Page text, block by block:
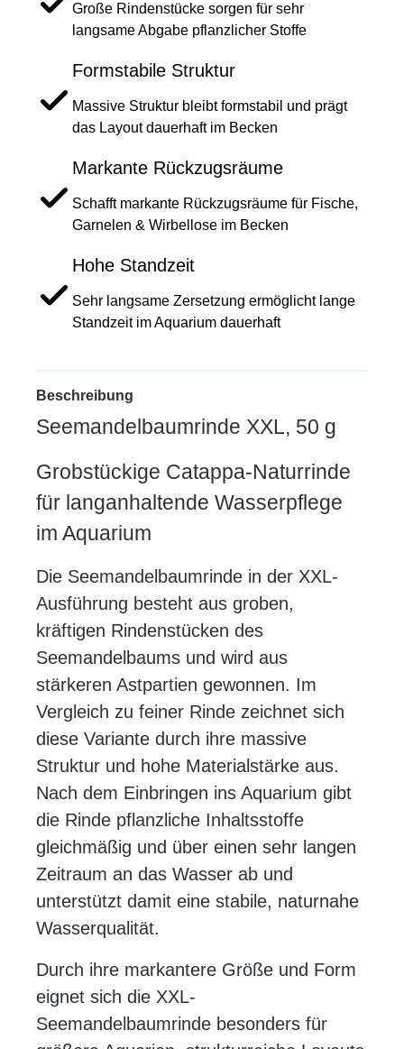
Große Rindenstücke sorgen für sehr
langsame Abgabe pflanzlicher Stoffe
Formstabile Struktur
Massive Struktur bleibt formstabil und prägt
das Layout dauerhaft im Becken
Markante Rückzugsräume
Schafft markante Rückzugsräume für Fische,
Garnelen & Wirbellose im Becken
Hohe Standzeit
Sehr langsame Zersetzung ermöglicht lange
Standzeit im Aquarium dauerhaft
Beschreibung
Seemandelbaumrinde XXL, 50 g
Grobstückige Catappa-Natur­rinde
für langanhaltende Wasserpflege
im Aquarium
Die Seemandelbaumrinde in der XXL-
Ausführung besteht aus groben,
kräftigen Rindenstücken des
Seemandelbaums und wird aus
stärkeren Astpartien gewonnen. Im
Vergleich zu feiner Rinde zeichnet sich
diese Variante durch ihre massive
Struktur und hohe Materialstärke aus.
Nach dem Einbringen ins Aquarium gibt
die Rinde pflanzliche Inhaltsstoffe
gleichmäßig und über einen sehr langen
Zeitraum an das Wasser ab und
unterstützt damit eine stabile, naturnahe
Wasserqualität.
Durch ihre markantere Größe und Form
eignet sich die XXL-
Seemandelbaumrinde besonders für